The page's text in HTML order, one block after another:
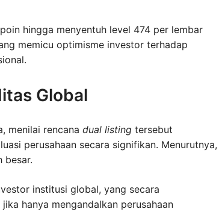
hingga menyentuh level 474 per lembar
memicu optimisme investor terhadap
Global
menilai rencana dual listing tersebut
perusahaan secara signifikan. Menurutnya,
besar.
institusi global, yang secara
hanya mengandalkan perusahaan